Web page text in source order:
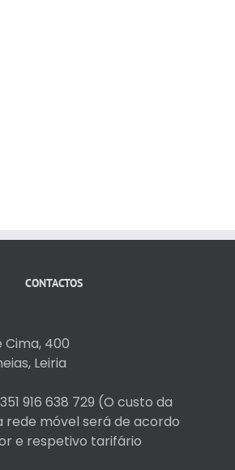
CONTACTOS
Cima, 400
Leiria
916 638 729 (O custo da
móvel será de acordo
e respetivo tarifário